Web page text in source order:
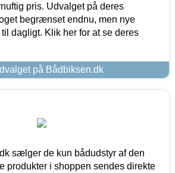
pris. Udvalget på deres
begrænset endnu, men nye
dagligt. Klik her for at se deres
på Bådbiksen.dk
sælger de kun bådudstyr af den
produkter i shoppen sendes direkte